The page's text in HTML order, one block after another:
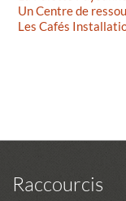
Un Centre de
Les Cafés
Raccourcis